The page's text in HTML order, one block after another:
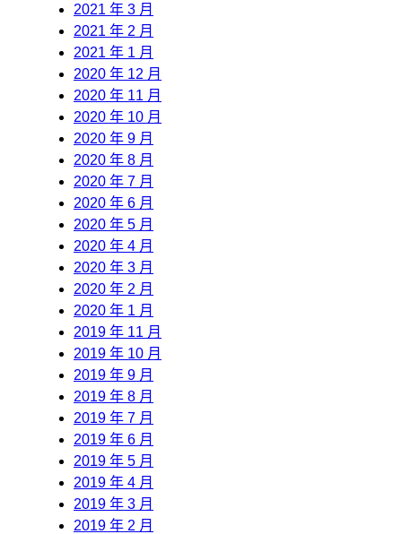
2021 年 3 月
2021 年 2 月
2021 年 1 月
2020 年 12 月
2020 年 11 月
2020 年 10 月
2020 年 9 月
2020 年 8 月
2020 年 7 月
2020 年 6 月
2020 年 5 月
2020 年 4 月
2020 年 3 月
2020 年 2 月
2020 年 1 月
2019 年 11 月
2019 年 10 月
2019 年 9 月
2019 年 8 月
2019 年 7 月
2019 年 6 月
2019 年 5 月
2019 年 4 月
2019 年 3 月
2019 年 2 月